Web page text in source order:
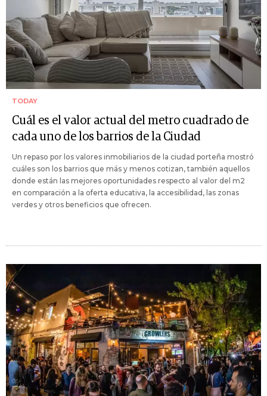
TODAY
Cuál es el valor actual del metro cuadrado de
cada uno de los barrios de la Ciudad
Un repaso por los valores inmobiliarios de la ciudad porteña mostró
cuáles son los barrios que más y menos cotizan, también aquellos
donde están las mejores oportunidades respecto al valor del m2
en comparación a la oferta educativa, la accesibilidad, las zonas
verdes y otros beneficios que ofrecen.